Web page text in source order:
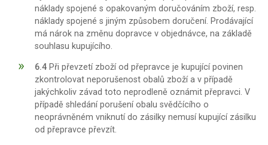
náklady spojené s opakovaným doručováním zboží, resp.
náklady spojené s jiným způsobem doručení. Prodávající
má nárok na změnu dopravce v objednávce, na základě
souhlasu kupujícího.
6.4 Při převzetí zboží od přepravce je kupující povinen
zkontrolovat neporušenost obalů zboží a v případě
jakýchkoliv závad toto neprodleně oznámit přepravci. V
případě shledání porušení obalu svědčícího o
neoprávněném vniknutí do zásilky nemusí kupující zásilku
od přepravce převzít.